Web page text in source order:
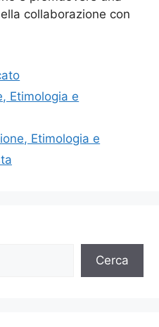
collaborazione con
Etimologia e
Etimologia e
Cerca